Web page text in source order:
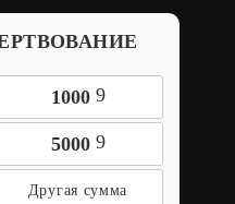
1000 9
5000 9